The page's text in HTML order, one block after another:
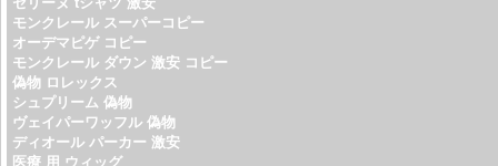
モンクレール スーパーコピー
オーデマピゲ コピー
モンクレール ダウン 激安 コピー
偽物 ロレックス
シュプリーム 偽物
ヴェイパーワッフル 偽物
ディオール パーカー 激安
医療 用 ウィッグ